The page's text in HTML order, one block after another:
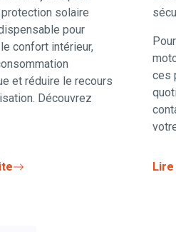
protection solaire
pour
confort intérieur,
et réduire le recours
Découvrez
ces